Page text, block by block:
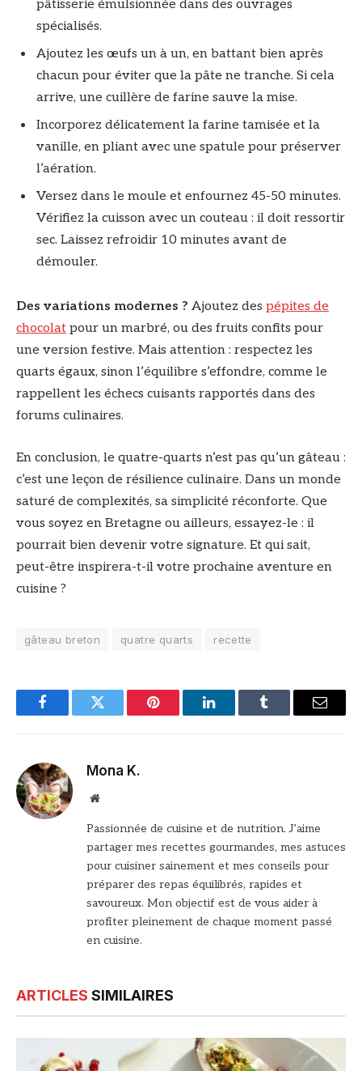
pâtisserie émulsionnée dans des ouvrages
spécialisés.
Ajoutez les œufs un à un, en battant bien après
chacun pour éviter que la pâte ne tranche. Si cela
arrive, une cuillère de farine sauve la mise.
Incorporez délicatement la farine tamisée et la
vanille, en pliant avec une spatule pour préserver
l’aération.
Versez dans le moule et enfournez 45-50 minutes.
Vérifiez la cuisson avec un couteau : il doit ressortir
sec. Laissez refroidir 10 minutes avant de
démouler.
Des variations modernes ? Ajoutez des pépites de
chocolat pour un marbré, ou des fruits confits pour
une version festive. Mais attention : respectez les
quarts égaux, sinon l’équilibre s’effondre, comme le
rappellent les échecs cuisants rapportés dans des
forums culinaires.
En conclusion, le quatre-quarts n’est pas qu’un gâteau :
c’est une leçon de résilience culinaire. Dans un monde
saturé de complexités, sa simplicité réconforte. Que
vous soyez en Bretagne ou ailleurs, essayez-le : il
pourrait bien devenir votre signature. Et qui sait,
peut-être inspirera-t-il votre prochaine aventure en
cuisine ?
gâteau breton quatre quarts recette
FacebookTwitter Pinterest LinkedInTumblr Email
Mona K.
Site
Passionnée de cuisine et de nutrition. J’aime
partager mes recettes gourmandes, mes astuces
pour cuisiner sainement et mes conseils pour
préparer des repas équilibrés, rapides et
savoureux. Mon objectif est de vous aider à
profiter pleinement de chaque moment passé
en cuisine.
ARTICLES SIMILAIRES